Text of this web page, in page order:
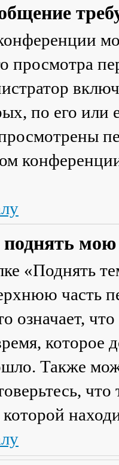
просмотра
по его
мою
«Поднять
часть
означает,
которое
Также